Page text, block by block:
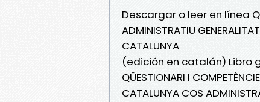
Descargar o leer en línea
ADMINISTRATIU
CATALUNYA
(edición en catalán) Libro
QÜESTIONARI I
CATALUNYA COS